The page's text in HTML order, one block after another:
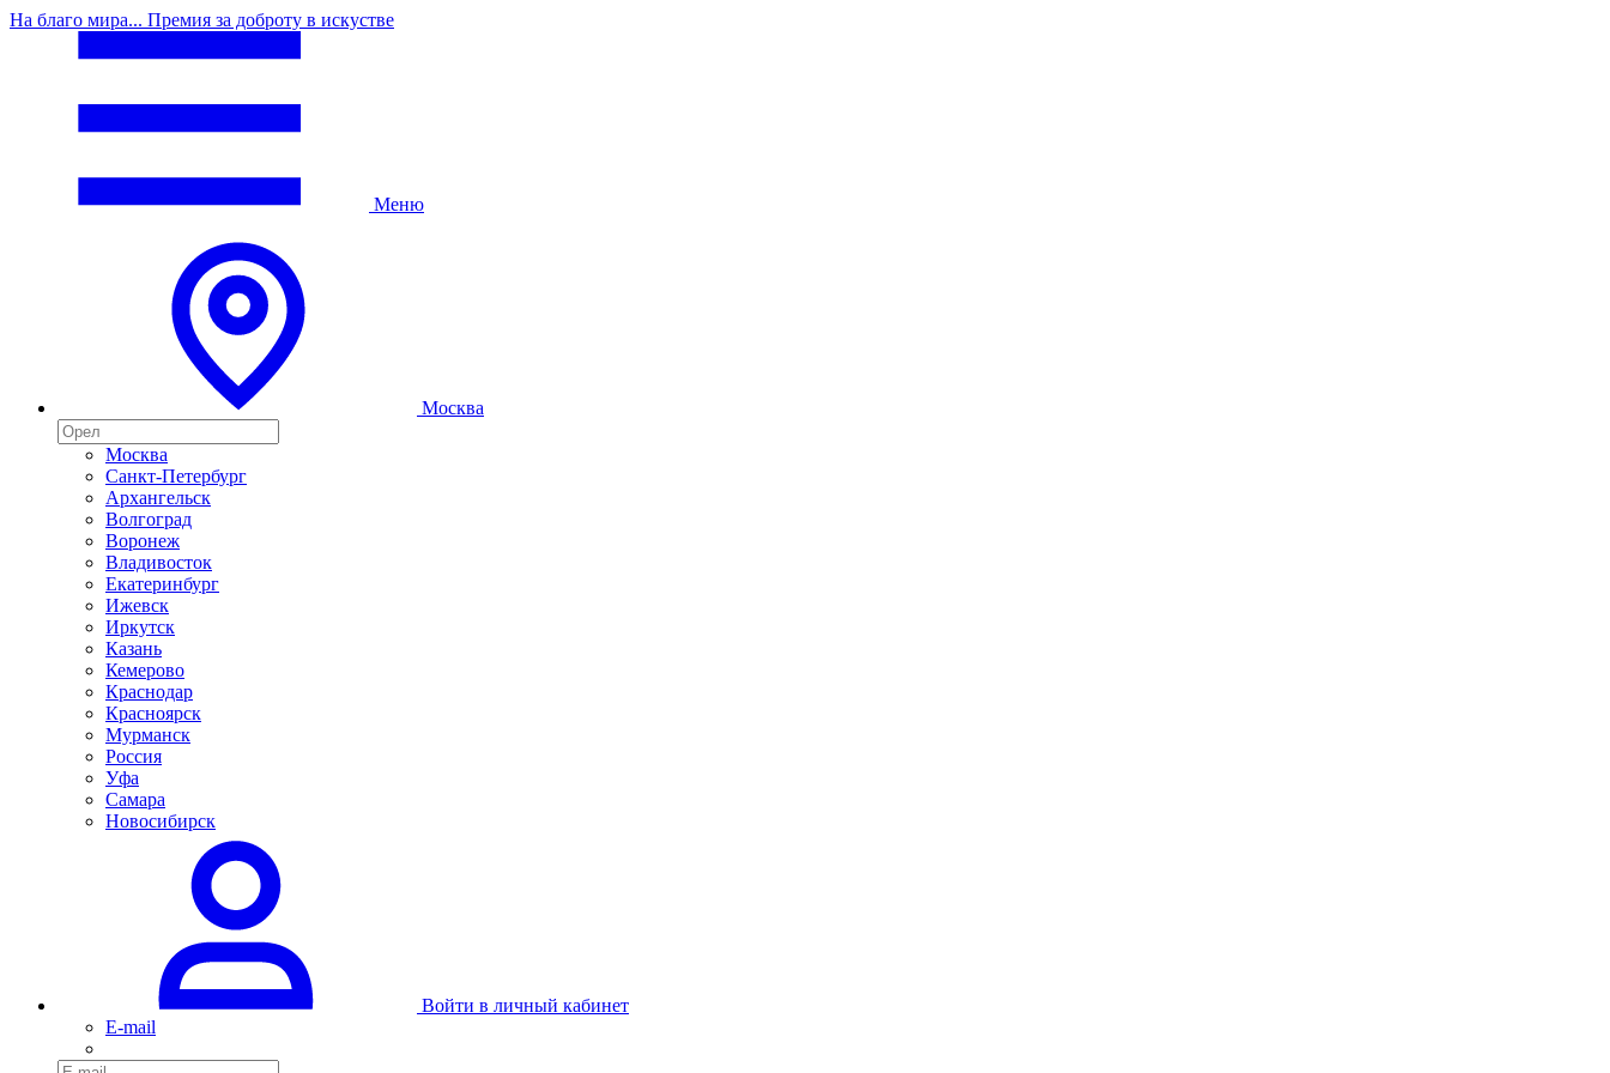
На благо мира... Премия за доброту в искустве
Меню
Москва
Москва
Санкт-Петербург
Архангельск
Волгоград
Воронеж
Владивосток
Екатеринбург
Ижевск
Иркутск
Казань
Кемерово
Краснодар
Красноярск
Мурманск
Россия
Уфа
Самара
Новосибирск
Войти в личный кабинет
E-mail